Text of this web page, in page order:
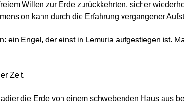
Willen zur Erde zurückkehrten, sicher
kann durch die Erfahrung vergangener
ein Engel, der einst in Lemuria aufgestiegen ist.
Zeit.
die Erde von einem schwebenden Haus aus